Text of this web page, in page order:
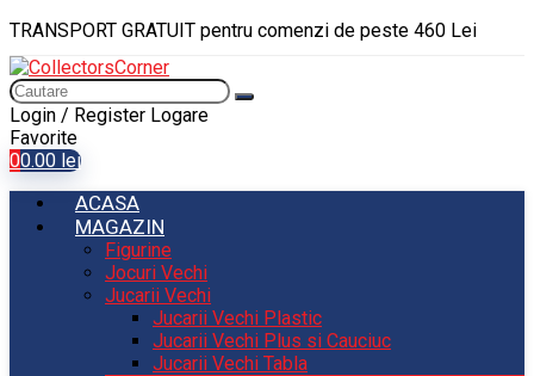
TRANSPORT GRATUIT pentru comenzi de peste 460 Lei
Login / Register Logare
Favorite
00.00 lei
ACASA
MAGAZIN
Figurine
Jocuri Vechi
Jucarii Vechi
Jucarii Vechi Plastic
Jucarii Vechi Plus si Cauciuc
Jucarii Vechi Tabla